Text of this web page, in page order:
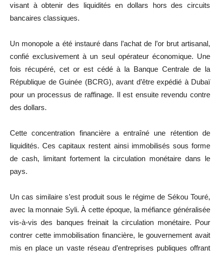
visant à obtenir des liquidités en dollars hors des circuits
bancaires classiques.
Un monopole a été instauré dans l’achat de l’or brut artisanal,
confié exclusivement à un seul opérateur économique. Une
fois récupéré, cet or est cédé à la Banque Centrale de la
République de Guinée (BCRG), avant d’être expédié à Dubaï
pour un processus de raffinage. Il est ensuite revendu contre
des dollars.
Cette concentration financière a entraîné une rétention de
liquidités. Ces capitaux restent ainsi immobilisés sous forme
de cash, limitant fortement la circulation monétaire dans le
pays.
Un cas similaire s’est produit sous le régime de Sékou Touré,
avec la monnaie Syli. À cette époque, la méfiance généralisée
vis-à-vis des banques freinait la circulation monétaire. Pour
contrer cette immobilisation financière, le gouvernement avait
mis en place un vaste réseau d’entreprises publiques offrant